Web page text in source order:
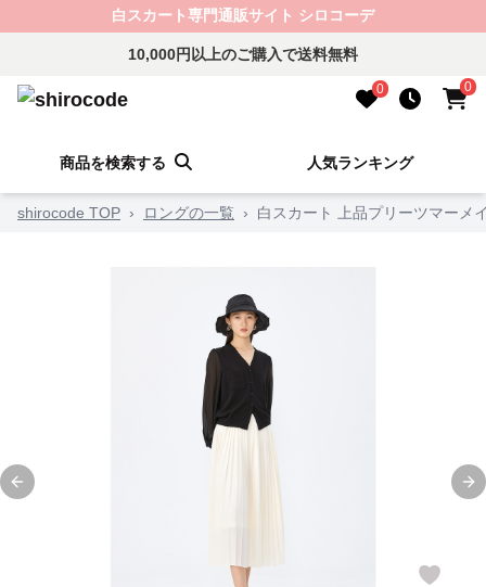
白スカート専門通販サイト シロコーデ
10,000円以上のご購入で送料無料
0 0
商品を検索する 人気ランキング
shirocode TOP › ロングの一覧 › 白スカート 上品プリーツマーメ
Previous slide